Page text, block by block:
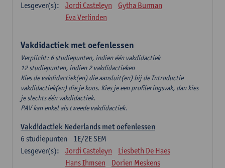
Lesgever(s):
Jordi Casteleyn
Gytha Burman
Eva Verlinden
Vakdidactiek met oefenlessen
Verplicht: 6 studiepunten, indien één vakdidactiek
12 studiepunten, indien 2 vakdidactieken
Kies de vakdidactiek(en) die aansluit(en) bij de Introductie
vakdidactiek(en) die je koos. Kies je een profileringsvak, dan kies
je slechts één vakdidactiek.
PAV kan enkel als tweede vakdidactiek.
Vakdidactiek Nederlands met oefenlessen
1E/2E SEM
6 studiepunten
Lesgever(s):
Jordi Casteleyn
Liesbeth De Haes
Hans Ihmsen
Dorien Meskens